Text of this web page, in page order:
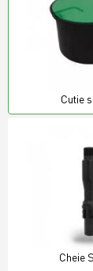
Cutie
Cheie